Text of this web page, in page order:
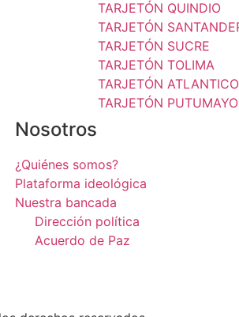
TARJETÓN QUINDIO
TARJETÓN
TARJETÓN SUCRE
TARJETÓN TOLIMA
TARJETÓN ATLANTICO
TARJETÓN PUTUMAYO
Nosotros
¿Quiénes somos?
Plataforma ideológica
Nuestra bancada
Dirección política
Acuerdo de Paz